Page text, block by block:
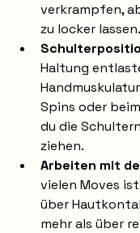
verkrampfen,
zu locker lassen.
Haltung
Spins oder
du die
ziehen.
Arbeiten mit
vielen Moves
über
mehr als über